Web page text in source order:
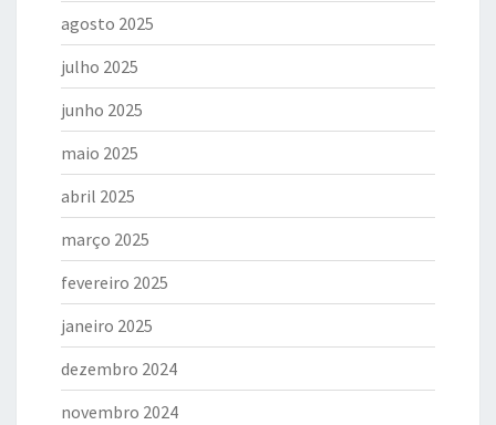
agosto 2025
julho 2025
junho 2025
maio 2025
abril 2025
março 2025
fevereiro 2025
janeiro 2025
dezembro 2024
novembro 2024